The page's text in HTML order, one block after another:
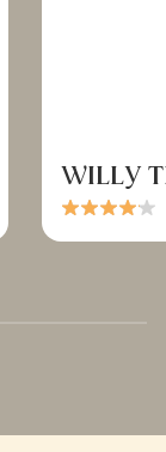
WILLY